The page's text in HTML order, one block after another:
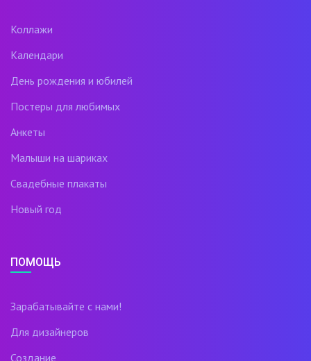
Коллажи
Календари
День рождения и юбилей
Постеры для любимых
Анкеты
Малыши на шариках
Свадебные плакаты
Новый год
ПОМОЩЬ
Зарабатывайте с нами!
Для дизайнеров
Создание